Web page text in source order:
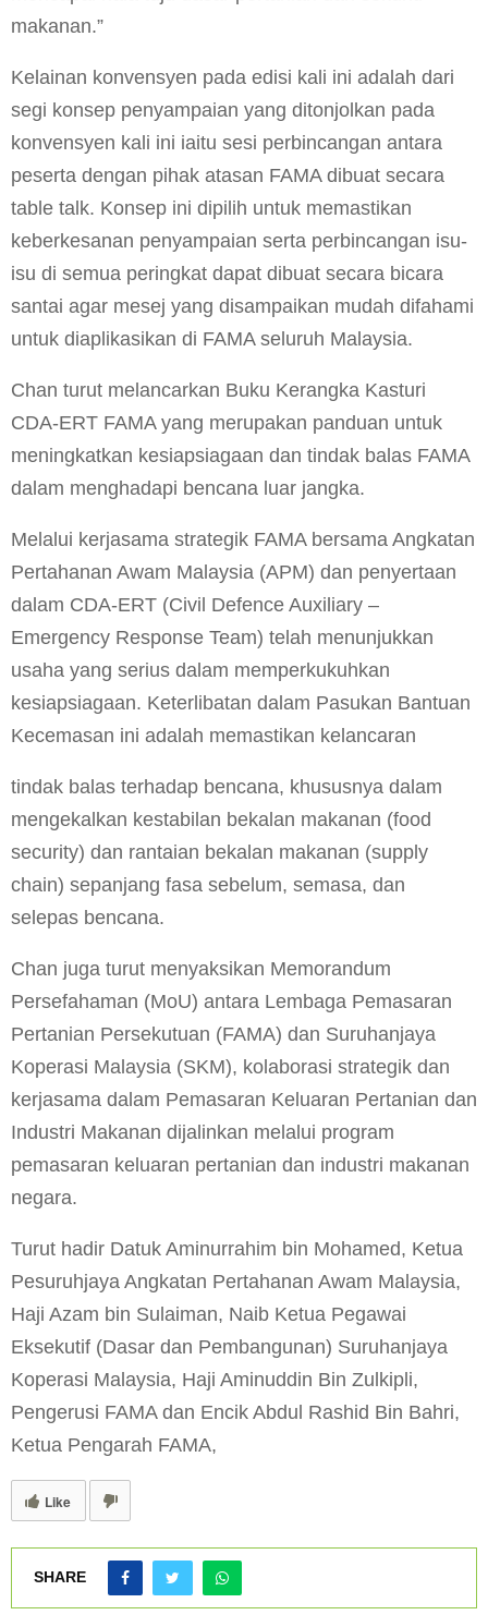
makanan.”
Kelainan konvensyen pada edisi kali ini adalah dari
segi konsep penyampaian yang ditonjolkan pada
konvensyen kali ini iaitu sesi perbincangan antara
peserta dengan pihak atasan FAMA dibuat secara
table talk. Konsep ini dipilih untuk memastikan
keberkesanan penyampaian serta perbincangan isu-
isu di semua peringkat dapat dibuat secara bicara
santai agar mesej yang disampaikan mudah difahami
untuk diaplikasikan di FAMA seluruh Malaysia.
Chan turut melancarkan Buku Kerangka Kasturi
CDA-ERT FAMA yang merupakan panduan untuk
meningkatkan kesiapsiagaan dan tindak balas FAMA
dalam menghadapi bencana luar jangka.
Melalui kerjasama strategik FAMA bersama Angkatan
Pertahanan Awam Malaysia (APM) dan penyertaan
dalam CDA-ERT (Civil Defence Auxiliary –
Emergency Response Team) telah menunjukkan
usaha yang serius dalam memperkukuhkan
kesiapsiagaan. Keterlibatan dalam Pasukan Bantuan
Kecemasan ini adalah memastikan kelancaran
tindak balas terhadap bencana, khususnya dalam
mengekalkan kestabilan bekalan makanan (food
security) dan rantaian bekalan makanan (supply
chain) sepanjang fasa sebelum, semasa, dan
selepas bencana.
Chan juga turut menyaksikan Memorandum
Persefahaman (MoU) antara Lembaga Pemasaran
Pertanian Persekutuan (FAMA) dan Suruhanjaya
Koperasi Malaysia (SKM), kolaborasi strategik dan
kerjasama dalam Pemasaran Keluaran Pertanian dan
Industri Makanan dijalinkan melalui program
pemasaran keluaran pertanian dan industri makanan
negara.
Turut hadir Datuk Aminurrahim bin Mohamed, Ketua
Pesuruhjaya Angkatan Pertahanan Awam Malaysia,
Haji Azam bin Sulaiman, Naib Ketua Pegawai
Eksekutif (Dasar dan Pembangunan) Suruhanjaya
Koperasi Malaysia, Haji Aminuddin Bin Zulkipli,
Pengerusi FAMA dan Encik Abdul Rashid Bin Bahri,
Ketua Pengarah FAMA,
Like
SHARE